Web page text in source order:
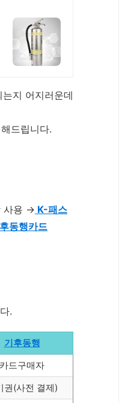
지 어지러운데
해드립니다.
사용 → K-패스
동행카드
.
기후동행
카드구매자
권(사전 결제)